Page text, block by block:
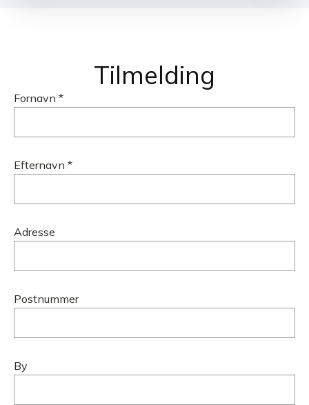
Tilmelding
Fornavn *
Efternavn *
Adresse
Postnummer
By